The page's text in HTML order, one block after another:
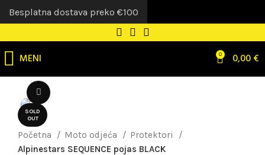
MENI 0 0,00€
SOLD
OUT
Početna Moto odjeća
Protektori
Alpinestars SEQUENCE pojas BLACK
Besplatna dostava preko €100